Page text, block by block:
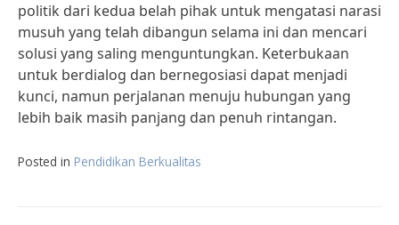
politik dari kedua belah pihak untuk mengatasi narasi
musuh yang telah dibangun selama ini dan mencari
solusi yang saling menguntungkan. Keterbukaan
untuk berdialog dan bernegosiasi dapat menjadi
kunci, namun perjalanan menuju hubungan yang
lebih baik masih panjang dan penuh rintangan.
Posted in Pendidikan Berkualitas